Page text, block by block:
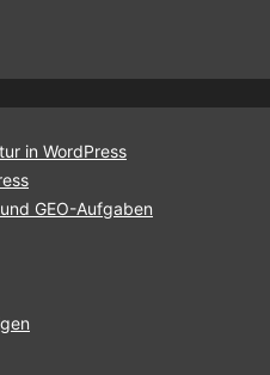
in WordPress
GEO-Aufgaben